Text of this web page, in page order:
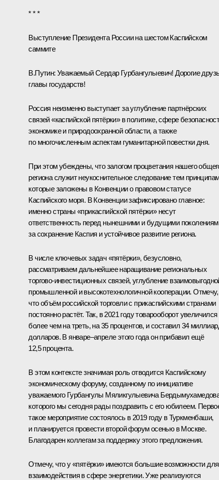
* * *
Выступление Президента России на шестом Каспийском
саммите
В.Путин: Уважаемый Сердар Гурбангулыевич! Дорогие
главы государств!
Россия неизменно выступает за углубление партнёрских
связей «каспийской пятёрки» в политике, сфере
экономике и природоохранной области, а также
по многочисленным аспектам гуманитарной повестки дня.
При этом убеждены, что залогом процветания нашего
региона служит неукоснительное следование тем
которые заложены в Конвенции о правовом статусе
Каспийского моря. В Конвенции зафиксировано главное:
именно страны «прикаспийской пятёрки» несут
ответственность перед нынешними и будущими
за сохранение Каспия и устойчивое развитие региона.
В числе ключевых задач «пятёрки», безусловно,
рассматриваем дальнейшее наращивание региональных
торгово-инвестиционных связей, углубление
промышленной и высокотехнологичной кооперации. Отмечу,
что объём российской торговли с прикаспийскими странами
постоянно растёт. Так, в 2021 году товарооборот увеличился
более чем на треть, на 35 процентов, и составил 34
долларов. В январе–апреле этого года он прибавил ещё
12,5 процента.
В этом контексте значимая роль отводится Каспийскому
экономическому форуму, созданному по инициативе
уважаемого Гурбангулы Мяликгулыевича
которого мы сегодня рады поздравить с его юбилеем.
такое мероприятие состоялось в 2019 году в Туркменбаши,
и планируется провести второй форум осенью в Москве.
Благодарен коллегам за поддержку этого предложения.
Отмечу, что у «пятёрки» имеются большие возможности для
взаимодействия в сфере энергетики. Уже реализуются